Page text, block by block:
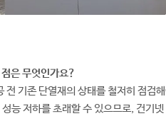
은 무엇인가요?
전 기존 단열재의 상태를 철저히 점검
능 저하를 초래할 수 있으므로, 건기